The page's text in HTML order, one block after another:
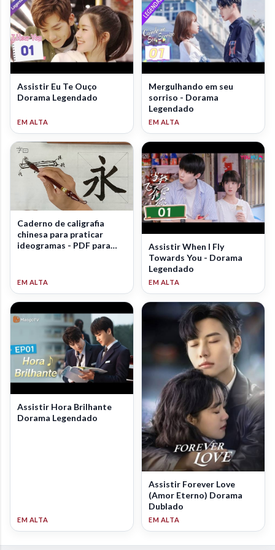
Assistir Eu Te Ouço
Dorama Legendado
Mergulhando em seu
sorriso - Dorama
Legendado
Caderno de caligrafia
chinesa para praticar
ideogramas - PDF para
Assistir When I Fly
Towards You - Dorama
Legendado
Assistir Hora Brilhante
Dorama Legendado
Assistir Forever Love
(Amor Eterno) Dorama
Dublado